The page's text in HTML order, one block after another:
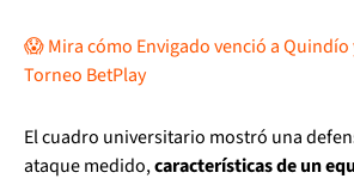
😱 Mira cómo Envigado venció a
Torneo BetPlay
El cuadro universitario mostró una
ataque medido,características de un